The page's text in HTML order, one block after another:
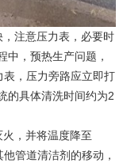
注意压力表，必要时
中，预热生产问题，
，压力旁路应立即打
的具体清洗时间约为2
，并将温度降至
管道清洁剂的移动，